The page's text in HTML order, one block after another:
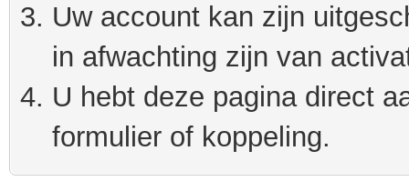
Uw account kan zijn
in afwachting zijn van
U hebt deze pagina direct
formulier of koppeling.